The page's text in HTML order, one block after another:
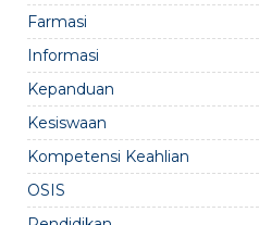
Farmasi
Informasi
Kepanduan
Kesiswaan
Kompetensi Keahlian
OSIS